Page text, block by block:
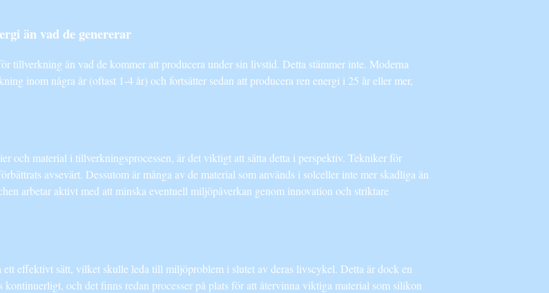
än vad de genererar
tillverkning än vad de kommer att producera under sin livstid. Detta stämmer inte. Moderna
inom några år (oftast 1-4 år) och fortsätter sedan att producera ren energi i 25 år eller mer,
och material i tillverkningsprocessen, är det viktigt att sätta detta i perspektiv. Tekniker för
avsevärt. Dessutom är många av de material som används i solceller inte mer skadliga än
arbetar aktivt med att minska eventuell miljöpåverkan genom innovation och striktare
effektivt sätt, vilket skulle leda till miljöproblem i slutet av deras livscykel. Detta är dock en
och det finns redan processer på plats för att återvinna viktiga material som silikon